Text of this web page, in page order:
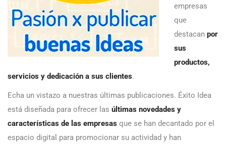
empresas
que
destacan por
sus
productos,
servicios y dedicación a sus clientes.
Echa un vistazo a nuestras últimas publicaciones. Éxito Idea
está diseñada para ofrecer las últimas novedades y
características de las empresas que se han decantado por el
espacio digital para promocionar su actividad y han